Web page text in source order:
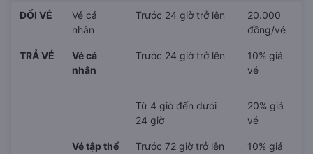
ĐỔI VÉ
Vé cá
nhân
Trước 24 giờ trở lên
20.000
đồng/vé
TRẢ VÉ
Vé cá
nhân
Trước 24 giờ trở lên
10% giá
vé
Từ 4 giờ đến dưới
24 giờ
20% giá
vé
Vé tập thể Trước 72 giờ trở lên
10% giá